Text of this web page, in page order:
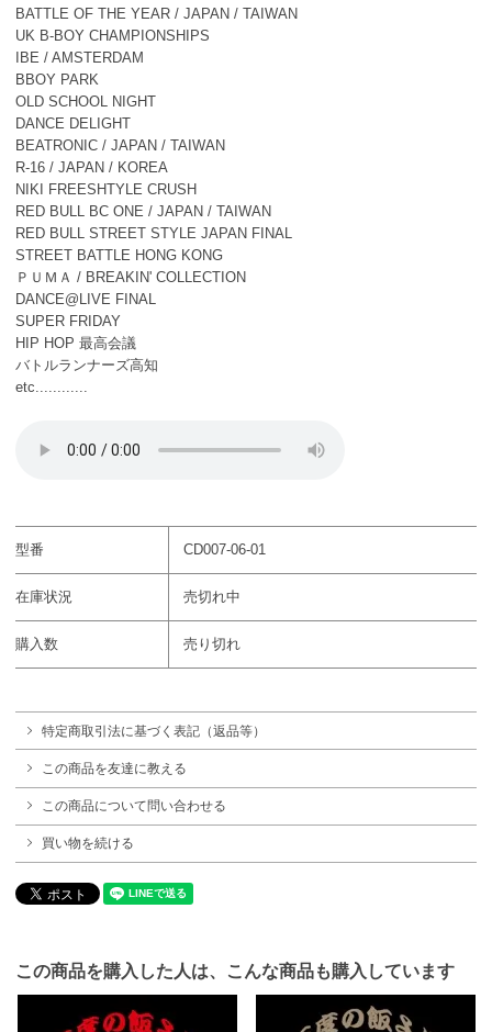
BATTLE OF THE YEAR / JAPAN / TAIWAN
UK B-BOY CHAMPIONSHIPS
IBE / AMSTERDAM
BBOY PARK
OLD SCHOOL NIGHT
DANCE DELIGHT
BEATRONIC / JAPAN / TAIWAN
R-16 / JAPAN / KOREA
NIKI FREESHTYLE CRUSH
RED BULL BC ONE / JAPAN / TAIWAN
RED BULL STREET STYLE JAPAN FINAL
STREET BATTLE HONG KONG
ＰＵＭＡ / BREAKIN' COLLECTION
DANCE@LIVE FINAL
SUPER FRIDAY
HIP HOP 最高会議
バトルランナーズ高知
etc............
型番 CD007-06-01
在庫状況 売切れ中
購入数 売り切れ
特定商取引法に基づく表記（返品等）
この商品を友達に教える
この商品について問い合わせる
買い物を続ける
この商品を購入した人は、こんな商品も購入しています